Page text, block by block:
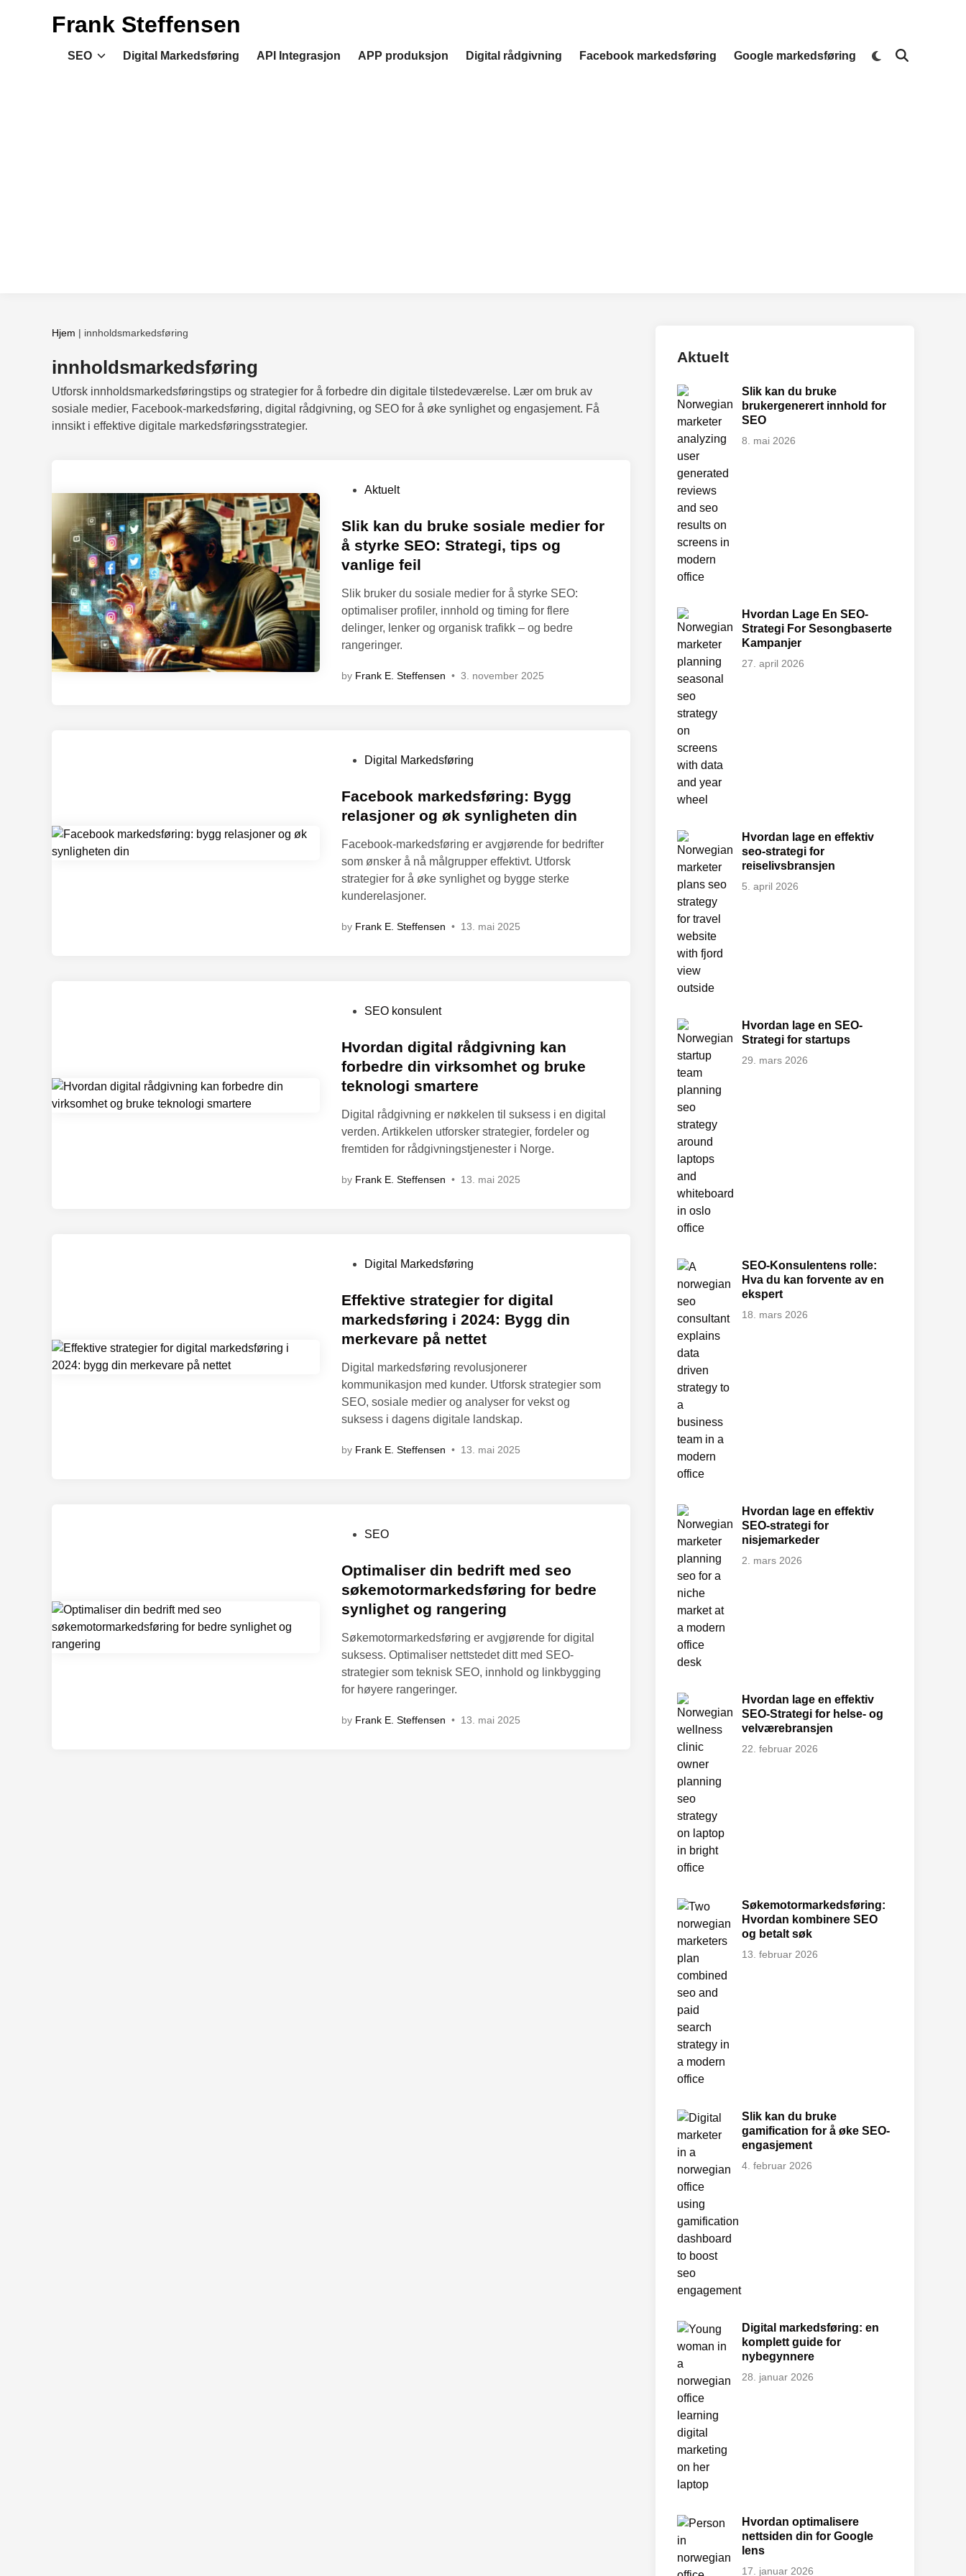
Frank Steffensen
SEO Digital Markedsføring API Integrasjon APP produksjon Digital rådgivning Facebook markedsføring Google markedsføring
Switch
Open
Hjem | innholdsmarkedsføring
innholdsmarkedsføring
Utforsk innholdsmarkedsføringstips og strategier for å forbedre din digitale tilstedeværelse. Lær om bruk av
sosiale medier, Facebook-markedsføring, digital rådgivning, og SEO for å øke synlighet og engasjement. Få
innsikt i effektive digitale markedsføringsstrategier.
s
t
i
n
Aktuelt
Slik kan du bruke sosiale medier for
å styrke SEO: Strategi, tips og
vanlige feil
Slik bruker du sosiale medier for å styrke SEO:
optimaliser profiler, innhold og timing for flere
delinger, lenker og organisk trafikk – og bedre
rangeringer.
by Frank E. Steffensen • 3. november 2025
s
t
d
i
n
Digital Markedsføring
Facebook markedsføring: Bygg
relasjoner og øk synligheten din
Facebook-markedsføring er avgjørende for bedrifter
som ønsker å nå målgrupper effektivt. Utforsk
strategier for å øke synlighet og bygge sterke
kunderelasjoner.
by Frank E. Steffensen • 13. mai 2025
s
t
e
i
n
SEO konsulent
Hvordan digital rådgivning kan
forbedre din virksomhet og bruke
teknologi smartere
Digital rådgivning er nøkkelen til suksess i en digital
verden. Artikkelen utforsker strategier, fordeler og
fremtiden for rådgivningstjenester i Norge.
by Frank E. Steffensen • 13. mai 2025
s
t
i
n
Digital Markedsføring
Effektive strategier for digital
markedsføring i 2024: Bygg din
merkevare på nettet
Digital markedsføring revolusjonerer
kommunikasjon med kunder. Utforsk strategier som
SEO, sosiale medier og analyser for vekst og
suksess i dagens digitale landskap.
by Frank E. Steffensen • 13. mai 2025
s
t
i
n
SEO
Optimaliser din bedrift med seo
søkemotormarkedsføring for bedre
synlighet og rangering
Søkemotormarkedsføring er avgjørende for digital
suksess. Optimaliser nettstedet ditt med SEO-
strategier som teknisk SEO, innhold og linkbygging
for høyere rangeringer.
by Frank E. Steffensen • 13. mai 2025
Aktuelt
Slik kan du bruke
brukergenerert innhold for
SEO
8. mai 2026
Hvordan Lage En SEO-
Strategi For Sesongbaserte
Kampanjer
27. april 2026
Hvordan lage en effektiv
seo-strategi for
reiselivsbransjen
5. april 2026
Hvordan lage en SEO-
Strategi for startups
29. mars 2026
SEO-Konsulentens rolle:
Hva du kan forvente av en
ekspert
18. mars 2026
Hvordan lage en effektiv
SEO-strategi for
nisjemarkeder
2. mars 2026
Hvordan lage en effektiv
SEO-Strategi for helse- og
velværebransjen
22. februar 2026
Søkemotormarkedsføring:
Hvordan kombinere SEO
og betalt søk
13. februar 2026
Slik kan du bruke
gamification for å øke SEO-
engasjement
4. februar 2026
Digital markedsføring: en
komplett guide for
nybegynnere
28. januar 2026
Hvordan optimalisere
nettsiden din for Google
lens
17. januar 2026